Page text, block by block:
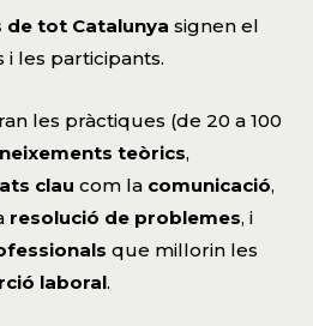
de tot Catalunya signen el
les participants.
les pràctiques (de 20 a 100
teòrics,
clau com la comunicació,
resolució de problemes, i
que millorin les
laboral.